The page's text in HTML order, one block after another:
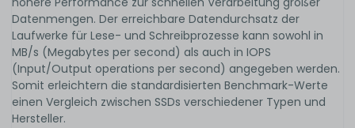
Datenmengen. Der erreichbare Datendurchsatz der
Laufwerke für Lese- und Schreibprozesse kann sowohl in
MB/s (Megabytes per second) als auch in IOPS
(Input/Output operations per second) angegeben werden.
Somit erleichtern die standardisierten Benchmark-Werte
einen Vergleich zwischen SSDs verschiedener Typen und
Hersteller.